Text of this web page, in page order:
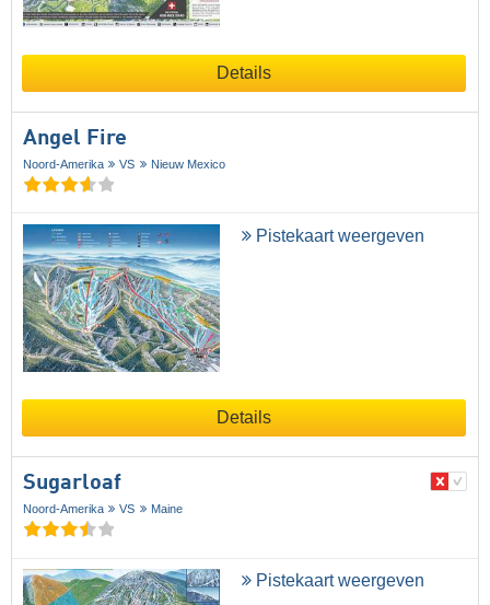
Details
Angel Fire
Noord-Amerika VS Nieuw Mexico
Pistekaart weergeven
Details
Sugarloaf
Noord-Amerika VS Maine
Pistekaart weergeven